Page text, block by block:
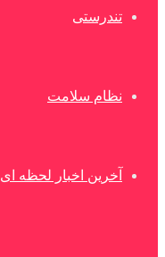
تندرستی
نظام سلامت
آخرین اخبار لحظه ای